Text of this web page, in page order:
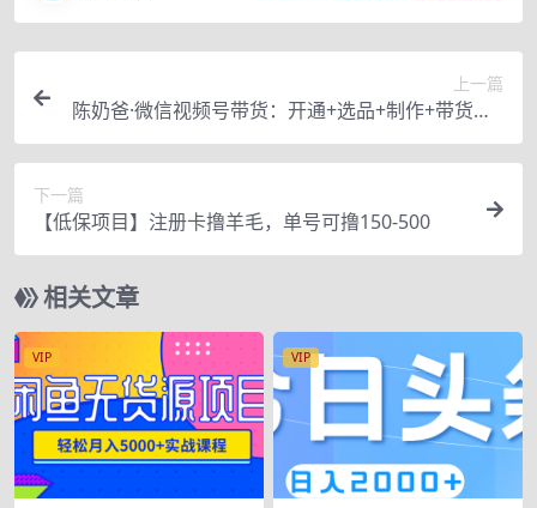
上一篇
陈奶爸·微信视频号带货：开通+选品+制作+带货（1
小时详细教程）
下一篇
【低保项目】注册卡撸羊毛，单号可撸150-500
相关文章
VIP VIP